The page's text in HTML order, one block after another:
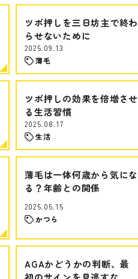
ツボ押しを三日坊主で終わ
らせないために
2025.09.13
薄毛
ツボ押しの効果を倍増させ
る生活習慣
2025.08.17
生活
薄毛は一体何歳から気にな
る？年齢との関係
2025.05.15
かつら
AGAかどうかの判断、最